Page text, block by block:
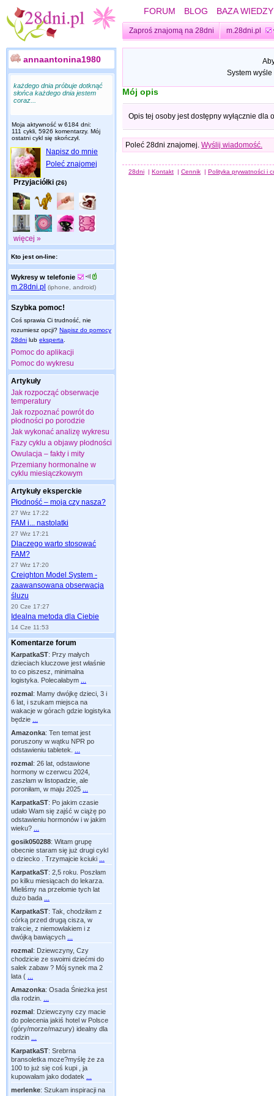
FORUM BLOG BAZA WIEDZY
Zaproś znajomą na 28dni m.28dni.pl
annaantonina1980
każdego dnia próbuje dotknąć
słońca każdego dnia jestem
coraz...
Moja aktywność w 6184 dni:
111 cykli, 5926 komentarzy. Mój
ostatni cykl się skończył.
Napisz do mnie
Poleć znajomej
Przyjaciółki (26)
więcej »
Kto jest on-line:
Wykresy w telefonie
m.28dni.pl (iphone, android)
Szybka pomoc!
Coś sprawia Ci trudność, nie
rozumiesz opcji? Napisz do pomocy
28dni lub eksperta
Pomoc do aplikacji
Pomoc do wykresu
Artykuły
Jak rozpocząć obserwacje
temperatury
Jak rozpoznać powrót do
płodności po porodzie
Jak wykonać analizę wykresu
Fazy cyklu a objawy płodności
Owulacja – fakty i mity
Przemiany hormonalne w
cyklu miesiączkowym
Artykuły eksperckie
Płodność – moja czy nasza?
27 Wrz 17:22
FAM i... nastolatki
27 Wrz 17:21
Dlaczego warto stosować
FAM?
27 Wrz 17:20
Creighton Model System -
zaawansowana obserwacja
śluzu
20 Cze 17:27
Idealna metoda dla Ciebie
14 Cze 11:53
Komentarze forum
KarpatkaST: Przy małych
dzieciach kluczowe jest właśnie
to co piszesz, minimalna
logistyka. Polecałabym
rozmal: Mamy dwójkę dzieci, 3 i
6 lat, i szukam miejsca na
wakacje w górach gdzie logistyka
będzie
Amazonka: Ten temat jest
poruszony w wątku NPR po
odstawieniu tabletek.
rozmal: 26 lat, odstawione
hormony w czerwcu 2024,
zaszłam w listopadzie, ale
poroniłam, w maju 2025
KarpatkaST: Po jakim czasie
udało Wam się zajść w ciążę po
odstawieniu hormonów i w jakim
wieku?
gosik050288: Witam grupę
obecnie staram się już drugi cykl
o dziecko . Trzymajcie kciuki
KarpatkaST: 2,5 roku. Poszłam
po kilku miesiącach do lekarza.
Mieliśmy na przełomie tych lat
dużo bada
KarpatkaST: Tak, chodziłam z
córką przed drugą cisza, w
trakcie, z niemowlakiem i z
dwójką bawiących
rozmal: Dziewczyny, Czy
chodzicie ze swoimi dziećmi do
salek zabaw ? Mój synek ma 2
lata (
Amazonka: Osada Śnieżka jest
dla rodzin.
rozmal: Dziewczyny czy macie
do polecenia jakiś hotel w Polsce
(góry/morze/mazury) idealny dla
rodzin
KarpatkaST: Srebrna
bransoletka moze?myślę że za
100 to już się coś kupi , ja
kupowałam jako dodatek
merlenke: Szukam inspiracji na
System
Mój opis
Opis tej osoby jest dostępny wyłącznie dla
Poleć 28dni znajomej. Wyślij wiadomość.
28dni | Kontakt | Cennik | Polityka prywatności i